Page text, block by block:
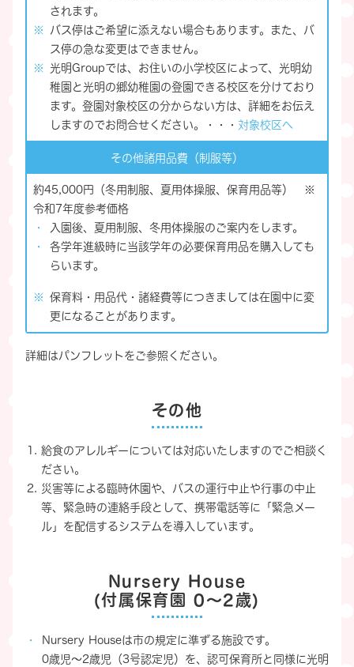
されます。
バス停はご希望に添えない場合もあります。また、バ
ス停の急な変更はできません。
光明Groupでは、お住いの小学校区によって、光明幼
稚園と光明の郷幼稚園の登園できる校区を分けており
ます。登園対象校区の分からない方は、詳細をお伝え
しますのでお問合せください。・・・ 対象校区へ
その他諸用品費 （制服等）
約45,000円（冬用制服、夏用体操服、保育用品等） ※
令和7年度参考価格
入園後、夏用制服、冬用体操服のご案内をします。
各学年進級時に当該学年の必要保育用品を購入しても
らいます。
保育料・用品代・諸経費等につきましては在園中に変
更になることがあります。
詳細はパンフレットをご参照ください。
その他
給食のアレルギーについては対応いたしますのでご相談く
ださい。
災害等による臨時休園や、バスの運行中止や行事の中止
等、緊急時の連絡手段として、携帯電話等に「緊急メー
ル」を配信するシステムを導入しています。
Nursery House
(付属保育園 0〜2歳)
Nursery Houseは市の規定に準ずる施設です。
0歳児～2歳児（3号認定児）を、認可保育所と同様に光明